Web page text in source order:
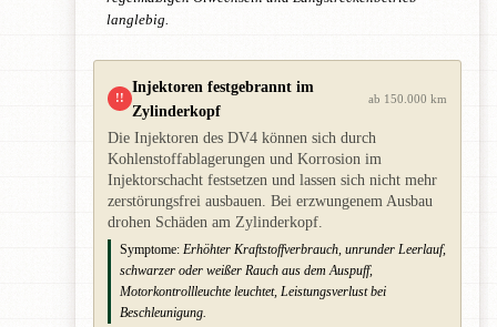
langlebig.
!!
Injektoren festgebrannt im
Zylinderkopf
ab 150.000 km
Die Injektoren des DV4 können sich durch
Kohlenstoffablagerungen und Korrosion im
Injektorschacht festsetzen und lassen sich nicht mehr
zerstörungsfrei ausbauen. Bei erzwungenem Ausbau
drohen Schäden am Zylinderkopf.
Symptome: Erhöhter Kraftstoffverbrauch, unrunder Leerlauf,
schwarzer oder weißer Rauch aus dem Auspuff,
Motorkontrollleuchte leuchtet, Leistungsverlust bei
Beschleunigung.